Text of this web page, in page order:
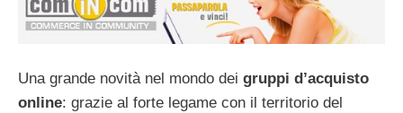
Una grande novità nel mondo dei gruppi d’acquisto
online: grazie al forte legame con il territorio del